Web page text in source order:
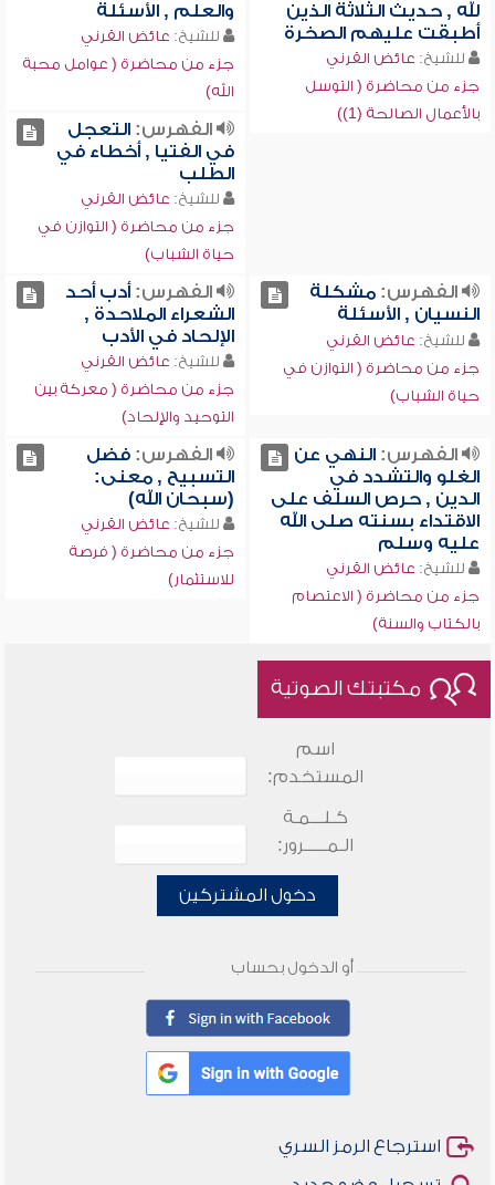
لله , حديث الثلاثة الذين
أطبقت عليهم الصخرة
للشيخ: عائض القرني
جزء من محاضرة ( التوسل
بالأعمال الصالحة (1))
والعلم , الأسئلة
للشيخ: عائض القرني
جزء من محاضرة ( عوامل محبة
الله)
الفهرس:التعجل
في الفتيا , أخطاء في
الطلب
للشيخ: عائض القرني
جزء من محاضرة ( التوازن في
حياة الشباب)
الفهرس:مشكلة
النسيان , الأسئلة
للشيخ: عائض القرني
جزء من محاضرة ( التوازن في
حياة الشباب)
الفهرس:أدب أحد
الشعراء الملاحدة ,
الإلحاد في الأدب
للشيخ: عائض القرني
جزء من محاضرة ( معركة بين
التوحيد والإلحاد)
الفهرس:النهي عن
الغلو والتشدد في
الدين , حرص السلف على
الاقتداء بسنته صلى الله
عليه وسلم
للشيخ: عائض القرني
جزء من محاضرة ( الاعتصام
بالكتاب والسنة)
الفهرس:فضل
التسبيح , معنى:
(سبحان الله)
للشيخ: عائض القرني
جزء من محاضرة ( فرصة
للاستثمار)
مكتبتك الصوتية
اسم
المستخدم:
كـلـــمـة
الـمـــــرور:
دخول المشتركين
أو الدخول بحساب
استرجاع الرمز السري